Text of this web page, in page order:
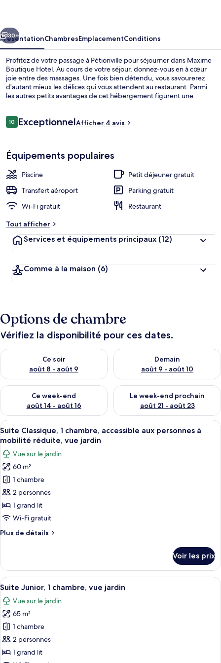
Suivant
30+
PrésentationChambresEmplacementConditions
Profitez de votre passage à Pétionville pour séjourner dans Maxime
Boutique Hotel. Au cours de votre séjour, donnez-vous en à cœur
joie entre des massages. Une fois bien détendu, vous savourerez
d'autant mieux les délices qui vous attendent au restaurant. Parmi
les autres petits avantages de cet hébergement figurent une
Avis
voyageurs
1010 sur 10
ExceptionnelAfficher 4 avis
Équipements populaires
Piscine
Petit déjeuner gratuit
Transfert aéroport
Parking gratuit
Wi-Fi gratuit
Restaurant
Tout afficher
Services et équipements principaux (12)
Comme à la maison (6)
Options de chambre
Vérifiez la disponibilité pour ces dates.
Ce soir
août 8 - août 9
Vérifier la disponibilité pour ce soir août 8 - août 9
Demain
août 9 - août 10
Vérifier la disponibilité pour
Ce week-end
août 14 - août 16
Vérifier la disponibilité pour ce week-end août 14 - août 16
Le week-end prochain
août 21 - août 23
Vérifier la disponibilité pour
Afficher
toutes
les
photos
pour
ce
type
de
chambre :
Classique,
accessible
aux
personnes
à
mobilité
réduite,
vue
jardin
Une chambre moderne avec un lit,
3
Suite Classique, 1 chambre, accessible aux personnes à
mobilité réduite, vue jardin
Vue sur le jardin
60 m²
1 chambre
2 personnes
1 grand lit
Wi-Fi gratuit
Plus de détails
Plus
le
type
de
chambre
Suite
Classique,
chambre,
accessible
aux
personnes
Voir les prix
Afficher
toutes
les
photos
pour
ce
type
Une chambre d’hôtel avec un lit,
6
Suite Junior, 1 chambre, vue jardin
Vue sur le jardin
65 m²
1 chambre
2 personnes
1 grand lit